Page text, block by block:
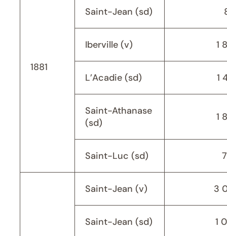
1881
Saint-Jean (sd)
Iberville (v) 1
L’Acadie (sd) 1
Saint-Athanase
(sd)
1
Saint-Luc (sd)
Saint-Jean (v) 3
Saint-Jean (sd) 1